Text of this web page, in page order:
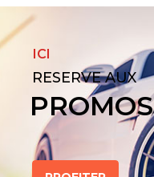
ICI
RESERVE AUX
PROMOS